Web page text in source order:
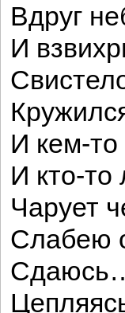
Вдруг
И
И кем-то
И кто-то
Чарует
Слабею